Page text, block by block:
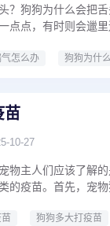
？狗狗为什么会把
点点，有时则会邋
怎么办 狗狗为什
苗
10-27
物主人们应该了解
的疫苗。首先，宠物
狗狗多大打疫苗